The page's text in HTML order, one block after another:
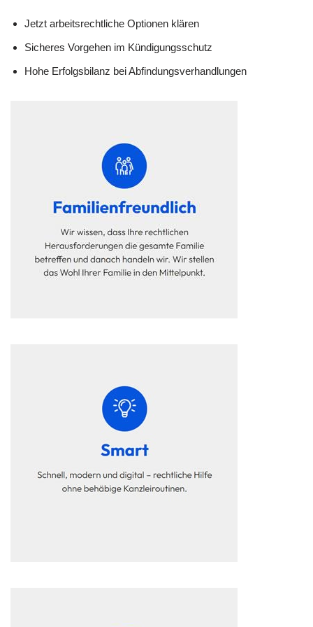
Jetzt arbeitsrechtliche Optionen klären
Sicheres Vorgehen im Kündigungsschutz
Hohe Erfolgsbilanz bei Abfindungsverhandlungen